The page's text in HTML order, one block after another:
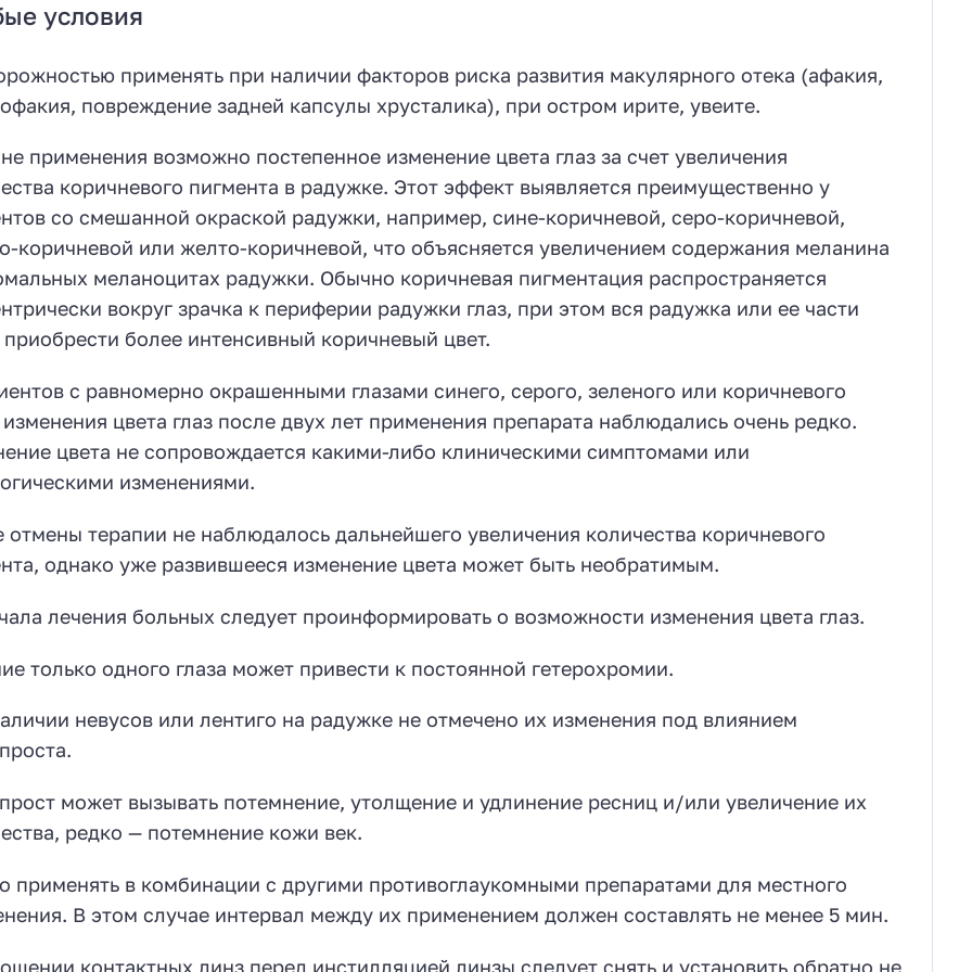
условия
применять при наличии факторов риска развития макулярного отека (афакия,
повреждение задней капсулы хрусталика), при остром ирите, увеите.
применения возможно постепенное изменение цвета глаз за счет увеличения
коричневого пигмента в радужке. Этот эффект выявляется преимущественно у
со смешанной окраской радужки, например, сине-коричневой, серо-коричневой,
коричневой или желто-коричневой, что объясняется увеличением содержания меланина
меланоцитах радужки. Обычно коричневая пигментация распространяется
вокруг зрачка к периферии радужки глаз, при этом вся радужка или ее части
приобрести более интенсивный коричневый цвет.
с равномерно окрашенными глазами синего, серого, зеленого или коричневого
цвета глаз после двух лет применения препарата наблюдались очень редко.
цвета не сопровождается какими-либо клиническими симптомами или
изменениями.
отмены терапии не наблюдалось дальнейшего увеличения количества коричневого
однако уже развившееся изменение цвета может быть необратимым.
лечения больных следует проинформировать о возможности изменения цвета глаз.
только одного глаза может привести к постоянной гетерохромии.
невусов или лентиго на радужке не отмечено их изменения под влиянием
может вызывать потемнение, утолщение и удлинение ресниц и/или увеличение их
редко — потемнение кожи век.
применять в комбинации с другими противоглаукомными препаратами для местного
В этом случае интервал между их применением должен составлять не менее 5 мин.
контактных линз перед инстилляцией линзы следует снять и установить обратно не